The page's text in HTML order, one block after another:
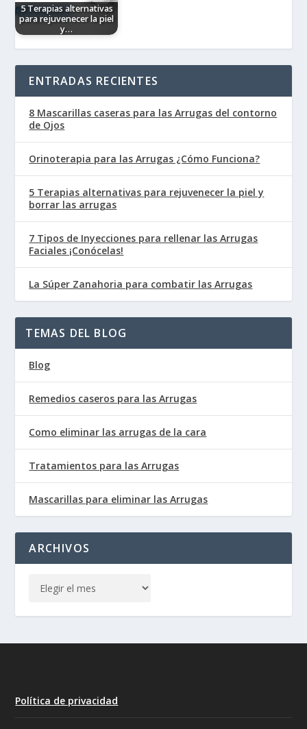
5 Terapias alternativas
para rejuvenecer la piel
y…
quieres que el paso del
que…ENTRADAS RECIENTES
8 Mascarillas caseras para las Arrugas del contorno
de Ojos
Orinoterapia para las Arrugas ¿Cómo Funciona?
5 Terapias alternativas para rejuvenecer la piel y
borrar las arrugas
7 Tipos de Inyecciones para rellenar las Arrugas
Faciales ¡Conócelas!
La Súper Zanahoria para combatir las Arrugas
TEMAS DEL BLOG
Blog
Remedios caseros para las Arrugas
Como eliminar las arrugas de la cara
Tratamientos para las Arrugas
Mascarillas para eliminar las Arrugas
ARCHIVOS
Política de privacidad